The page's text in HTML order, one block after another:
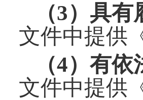
（3） 具有
文件中提供
（4）有依
文件中提供